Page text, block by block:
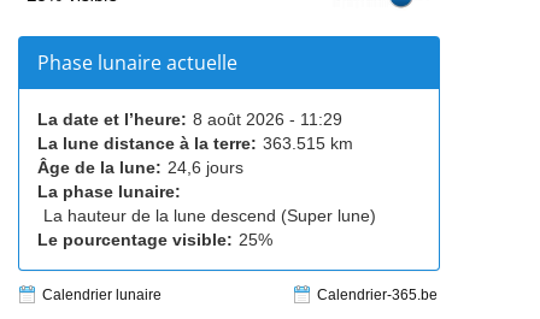
Phase lunaire actuelle
La date et l’heure: 8 août 2026 - 11:29
La lune distance à la terre: 363.515 km
Âge de la lune: 24,6 jours
La phase lunaire:
La hauteur de la lune descend (Super lune)
Le pourcentage visible: 25%
Calendrier lunaire Calendrier-365.be